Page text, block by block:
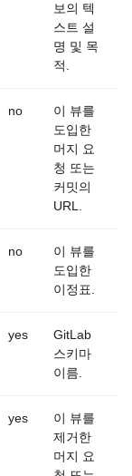
보의 텍
스트 설
명 및 목
적.
no
이 뷰를
도입한
머지 요
청 또는
커밋의
URL.
no
이 뷰를
도입한
이정표.
yes
GitLab
스키마
이름.
yes
이 뷰를
제거한
머지 요